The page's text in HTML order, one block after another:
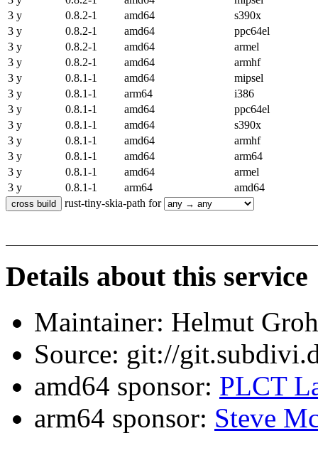
3 y
0.8.2-1 amd64
s390x
3 y
0.8.2-1 amd64
ppc64el
3 y
0.8.2-1 amd64
armel
3 y
0.8.2-1 amd64
armhf
3 y
0.8.1-1 amd64
mipsel
3 y
0.8.1-1 arm64
i386
3 y
0.8.1-1 amd64
ppc64el
3 y
0.8.1-1 amd64
s390x
3 y
0.8.1-1 amd64
armhf
3 y
0.8.1-1 amd64
arm64
3 y
0.8.1-1 amd64
armel
3 y
0.8.1-1 arm64
amd64
rust-tiny-skia-path for
Details about this service
Maintainer: Helmut
Source: git://
amd64 sponsor: PLCT
arm64 sponsor: Steve